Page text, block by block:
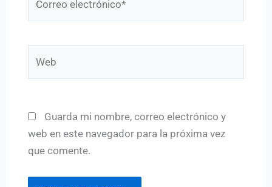
Guarda mi nombre, correo electrónico y
web en este navegador para la próxima vez
que comente.